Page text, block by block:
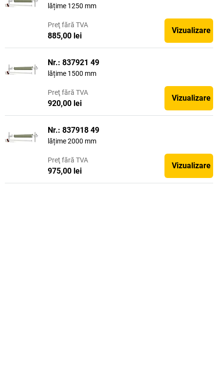
lățime 1250 mm
Preţ fără TVA
885,00 lei
Vizualizare
Nr.: 837921 49
lățime 1500 mm
Preţ fără TVA
920,00 lei
Vizualizare
Nr.: 837918 49
lățime 2000 mm
Preţ fără TVA
975,00 lei
Vizualizare